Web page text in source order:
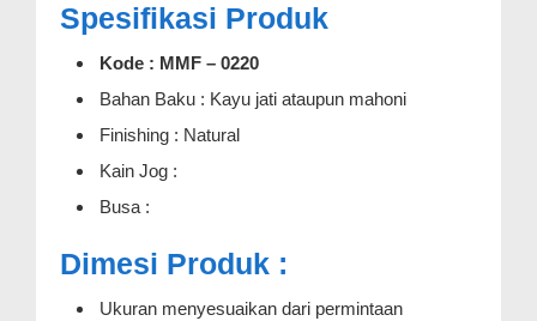
Spesifikasi Produk
Kode : MMF – 0220
Bahan Baku : Kayu jati ataupun mahoni
Finishing : Natural
Kain Jog :
Busa :
Dimesi Produk :
Ukuran menyesuaikan dari permintaan